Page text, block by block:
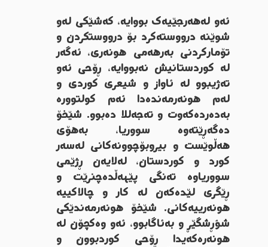
ئەو لەهەرجێیەک بووایە، کەشێکی لەو
شوێنە درووستەکرد بۆ درووستکردن و
تۆمارکردنی بەرهەمی هونەری، ئەگەر
لە کوردستانیش نەبووایە، ڕۆحی ئەو
تەژیبوو لە ئاواز و شیعری کوردی و
لەم هونەرمەندەدا ئەم کولتوورە
بەدەردەکەوت و تەجەللا دەبوو. شێخۆ
دەگەڕێتەوە سووریا، بەهۆی
هەڵوێست و بیروبۆچوونەکانی لەسەر
کورد و کوردستان، لەلایەن ڕژێمی
سووریاوە تەنگی پێهەڵدەچنرێت و
ڕێگری لێدەکەن لە کار و چالاکییە
هونەرییەکانی. شێخۆ هونەرمەندێکی
شؤڕشگێڕ و بەئاگابوو، ئەو وەکچۆن لە
هونەرەکەیدا ڕۆحی کوردبوون و